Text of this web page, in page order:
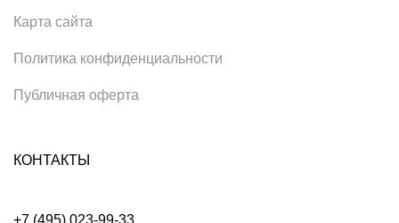
Карта сайта
Политика конфиденциальности
Публичная оферта
КОНТАКТЫ
+7 (495) 023-99-33